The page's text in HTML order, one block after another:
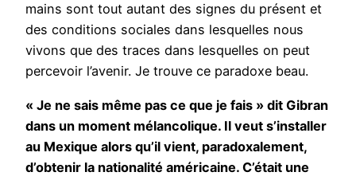
mains sont tout autant des signes du présent et
des conditions sociales dans lesquelles nous
vivons que des traces dans lesquelles on peut
percevoir l’avenir. Je trouve ce paradoxe beau.
« Je ne sais même pas ce que je fais » dit Gibran
dans un moment mélancolique. Il veut s’installer
au Mexique alors qu’il vient, paradoxalement,
d’obtenir la nationalité américaine. C’était une